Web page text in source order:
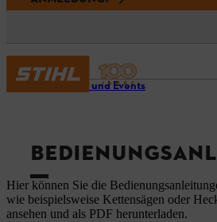
Service und Events
Hier können Sie die
wie beispielsweise Kettensägen oder
ansehen und als PDF herunterladen.